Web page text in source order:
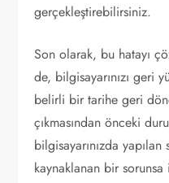
gerçekleştirebilirsiniz.
Son olarak, bu hatayı
de, bilgisayarınızı geri
belirli bir tarihe geri
çıkmasından önceki
bilgisayarınızda
kaynaklanan bir